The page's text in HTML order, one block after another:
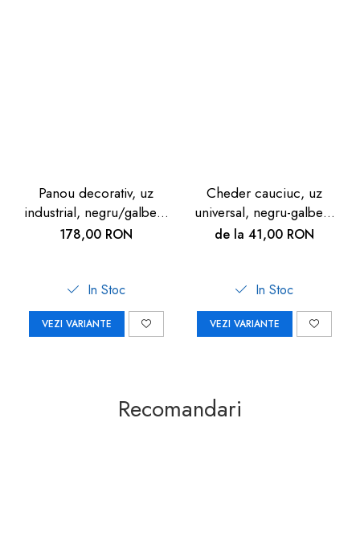
Panou decorativ, uz
industrial, negru/galben,
9mm
178,00 RON
In Stoc
VEZI VARIANTE
Cheder cauciuc, uz
universal, negru-galben,
90cm
de la 41,00 RON
In Stoc
VEZI VARIANTE
Recomandari